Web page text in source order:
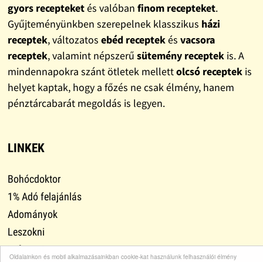
Oldalainkon és mobil alkalmazásainkban cookie-kat használunk felhasználói élmény
gyors recepteketés valóban finom recepteket.
Gyűjteményünkben szerepelnek klasszikus házi
receptek, változatos ebéd receptekés vacsora
receptek, valamint népszerű sütemény receptekis. A
mindennapokra szánt ötletek mellettolcsó receptekis
helyet kaptak, hogy a főzés ne csak élmény, hanem
pénztárcabarát megoldás is legyen.
LINKEK
Bohócdoktor
1% Adó felajánlás
Adományok
Leszokni
Lefogyni